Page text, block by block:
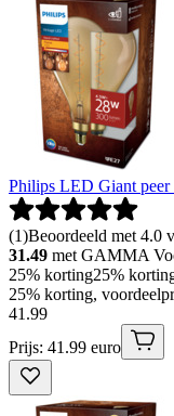
Philips LED Giant
(1)Beoordeeld met 4.0
31.49 met GAMMA
25% korting25%
25% korting,
41 .99
Prijs: 41.99 euro